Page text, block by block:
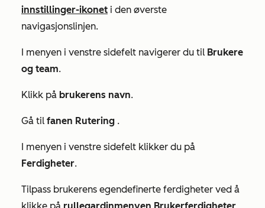
innstillinger-ikonet i den øverste
navigasjonslinjen.
I menyen i venstre sidefelt navigerer du til Brukere
og team.
Klikk på brukerens navn.
Gå til fanen Rutering .
I menyen i venstre sidefelt klikker du på
Ferdigheter.
Tilpass brukerens egendefinerte ferdigheter ved å